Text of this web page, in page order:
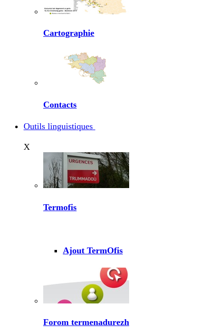
Cartographie
Contacts
Outils linguistiques
X
Termofis
Ajout TermOfis
Forom termenadurezh